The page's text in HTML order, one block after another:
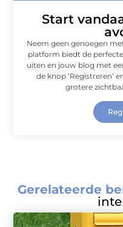
Start
Neem geen genoegen
platform biedt de
uiten en jouw blog met
de knop ‘Registreren’
grotere
Gerelateerde